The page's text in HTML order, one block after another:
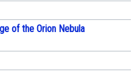
of the Orion Nebula